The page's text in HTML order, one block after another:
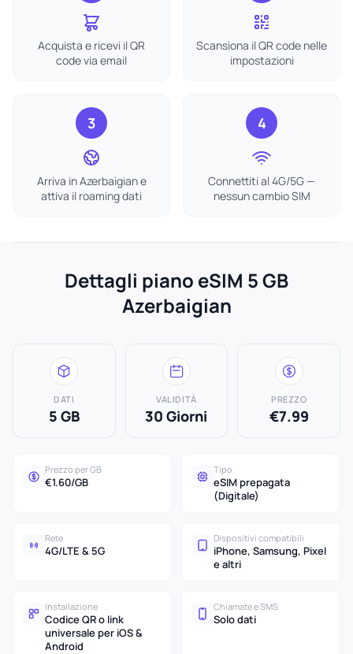
Acquista e ricevi il QR
code via email
Scansiona il QR code nelle
impostazioni
3
Arriva in Azerbaigian e
attiva il roaming dati
4
Connettiti al 4G/5G —
nessun cambio SIM
Dettagli piano eSIM 5 GB
Azerbaigian
DATI
5 GB
VALIDITÀ
30 Giorni
PREZZO
€7.99
Prezzo per GB
€1.60/GB
Tipo
eSIM prepagata
(Digitale)
Rete
4G/LTE & 5G
Dispositivi compatibili
iPhone, Samsung, Pixel
e altri
Installazione
Codice QR o link
universale per iOS &
Android
Chiamate e SMS
Solo dati